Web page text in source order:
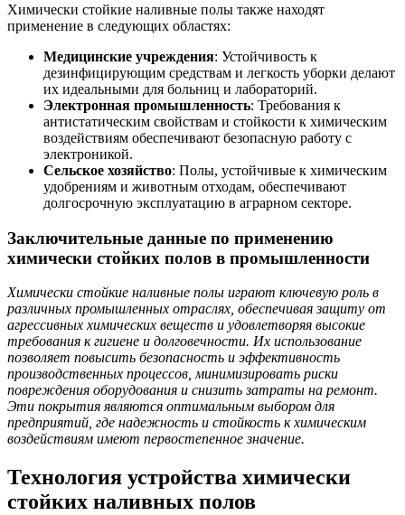
Химически стойкие наливные полы также находят
применение в следующих областях:
Медицинские учреждения: Устойчивость к
дезинфицирующим средствам и легкость уборки делают
их идеальными для больниц и лабораторий.
Электронная промышленность: Требования к
антистатическим свойствам и стойкости к химическим
воздействиям обеспечивают безопасную работу с
электроникой.
Сельское хозяйство: Полы, устойчивые к химическим
удобрениям и животным отходам, обеспечивают
долгосрочную эксплуатацию в аграрном секторе.
Заключительные данные по применению
химически стойких полов в промышленности
Химически стойкие наливные полы играют ключевую роль в
различных промышленных отраслях, обеспечивая защиту от
агрессивных химических веществ и удовлетворяя высокие
требования к гигиене и долговечности. Их использование
позволяет повысить безопасность и эффективность
производственных процессов, минимизировать риски
повреждения оборудования и снизить затраты на ремонт.
Эти покрытия являются оптимальным выбором для
предприятий, где надежность и стойкость к химическим
воздействиям имеют первостепенное значение.
Технология устройства химически
стойких наливных полов